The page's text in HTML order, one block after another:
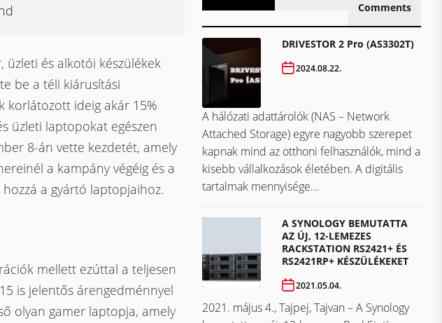
üzleti és alkotói készülékek
be a téli kiárusítási
korlátozott ideig akár 15%
üzleti laptopokat egészen
8-án vette kezdetét, amely
a kampány végéig és a
a gyártó laptopjaihoz.
mellett ezúttal a teljesen
is jelentős árengedménnyel
olyan gamer laptopja, amely
Comments
DRIVESTOR 2 Pro (AS3302T)
2024.08.22.
A hálózati adattárolók (NAS – Network
Attached Storage) egyre nagyobb szerepet
kapnak mind az otthoni felhasználók, mind a
kisebb vállalkozások életében. A digitális
tartalmak mennyisége...
A SYNOLOGY BEMUTATTA
AZ ÚJ, 12-LEMEZES
RACKSTATION RS2421+ ÉS
RS2421RP+ KÉSZÜLÉKEKET
2021.05.04.
2021. május 4., Tajpej, Tajvan – A Synology